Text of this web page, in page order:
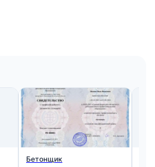
Бетонщик